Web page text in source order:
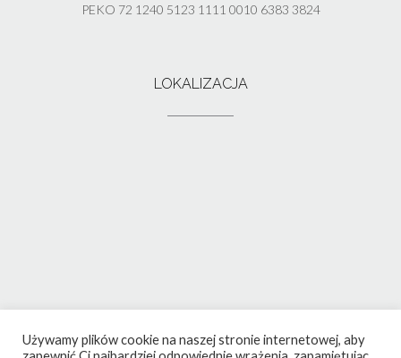
PEKO 72 1240 5123 1111 0010 6383 3824
LOKALIZACJA
Używamy plików cookie na naszej stronie internetowej, aby